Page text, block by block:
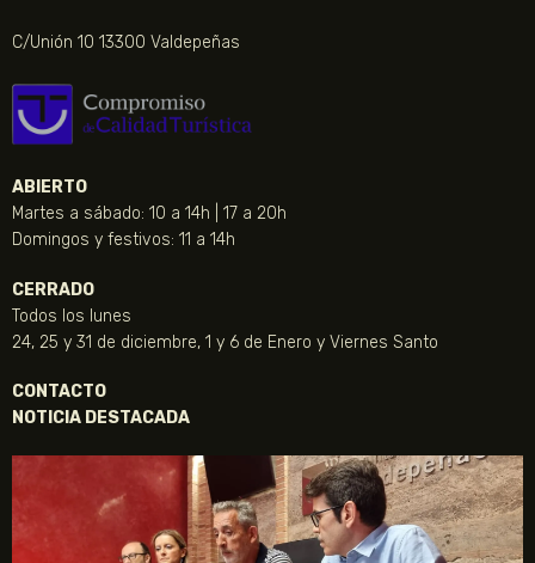
C/Unión 10 13300 Valdepeñas
ABIERTO
Martes a sábado: 10 a 14h | 17 a 20h
Domingos y festivos: 11 a 14h
CERRADO
Todos los lunes
24, 25 y 31 de diciembre, 1 y 6 de Enero y Viernes Santo
CONTACTO
NOTICIA DESTACADA